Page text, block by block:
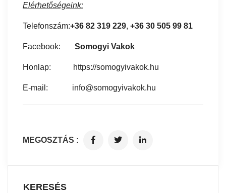
Elérhetőségeink:
Telefonszám:+36 82 319 229, +36 30 505 99 81
Facebook: Somogyi Vakok
Honlap: https://somogyivakok.hu
E-mail: info@somogyivakok.hu
MEGOSZTÁS :
KERESÉS